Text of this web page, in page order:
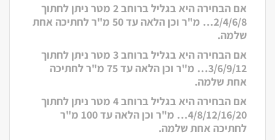
אם הבחירה היא בגליל ברוחב 2 מטר ניתן לחתוך
2/4/6/8… מ"ר וכן הלאה עד 50 מ"ר לחתיכה אחת
שלמה.
אם הבחירה היא בגליל ברוחב 3 מטר ניתן לחתוך
3/6/9/12… מ"ר וכן הלאה עד 75 מ"ר לחתיכה
אחת שלמה.
אם הבחירה היא בגליל ברוחב 4 מטר ניתן לחתוך
4/8/12/16/20… מ"ר וכן הלאה עד 100 מ"ר
לחתיכה אחת שלמה.